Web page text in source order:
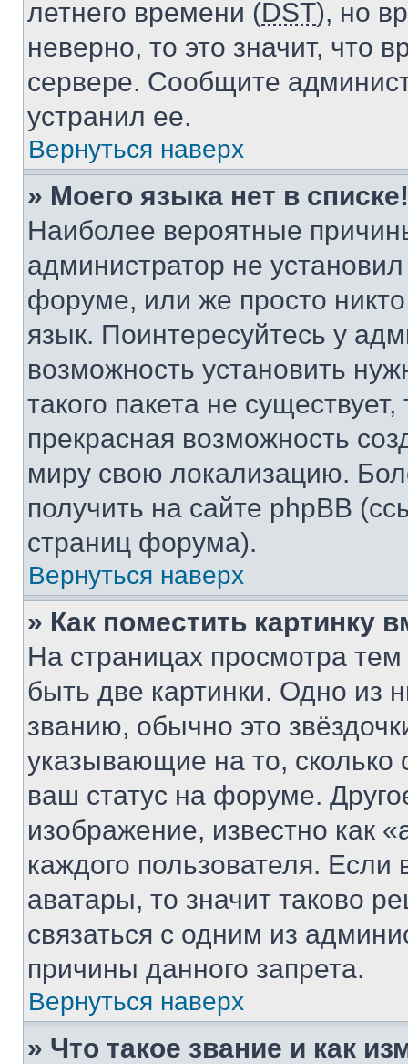
летнего времени (DST), но
неверно, то это значит, что
сервере. Сообщите
устранил ее.
Вернуться наверх
» Моего языка нет в списке!
Наиболее вероятные
администратор не
форуме, или же просто
язык. Поинтересуйтесь у
возможность установить
такого пакета не
прекрасная возможность
миру свою локализацию.
получить на сайте phpBB
страниц форума).
Вернуться наверх
» Как поместить картинку
На страницах просмотра
быть две картинки. Одно из
званию, обычно это
указывающие на то,
ваш статус на форуме.
изображение, известно как
каждого пользователя.
аватары, то значит таково
связаться с одним из
причины данного запрета.
Вернуться наверх
» Что такое звание и как